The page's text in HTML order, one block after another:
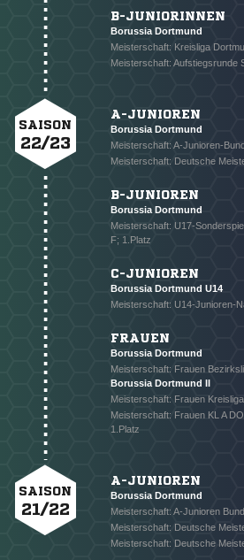
B-JUNIORINNEN
Borussia Dortmund
Meisterschaft: Kreisliga
Meisterschaft: Aufstiegsrunde
SAISON
22/23
A-JUNIOREN
Borussia Dortmund
Meisterschaft: A-Junioren-
Meisterschaft: Deutsche
B-JUNIOREN
Borussia Dortmund
Meisterschaft: U17-
F; 1.Platz
C-JUNIOREN
Borussia Dortmund U14
Meisterschaft: U14-Junioren-
FRAUEN
Borussia Dortmund
Meisterschaft: Frauen
Borussia Dortmund II
Meisterschaft: Frauen
Meisterschaft: Frauen KL A
1.Platz
SAISON
21/22
A-JUNIOREN
Borussia Dortmund
Meisterschaft: A-Junioren
Meisterschaft: Deutsche
Meisterschaft: Deutsche